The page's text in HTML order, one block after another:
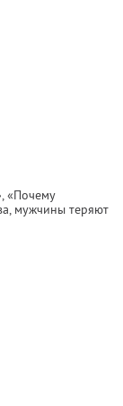
«Почему
мужчины теряют